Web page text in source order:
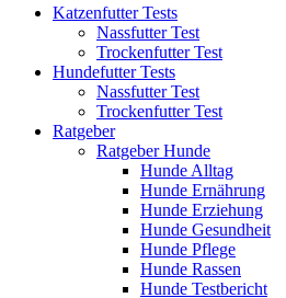
Katzenfutter Tests
Nassfutter Test
Trockenfutter Test
Hundefutter Tests
Nassfutter Test
Trockenfutter Test
Ratgeber
Ratgeber Hunde
Hunde Alltag
Hunde Ernährung
Hunde Erziehung
Hunde Gesundheit
Hunde Pflege
Hunde Rassen
Hunde Testbericht